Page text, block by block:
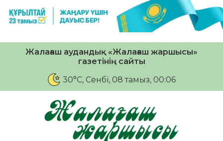
Жалағаш аудандық «Жалағаш жаршысы»
газетінің сайты
30°C, Сенбі, 08 тамыз, 00:06